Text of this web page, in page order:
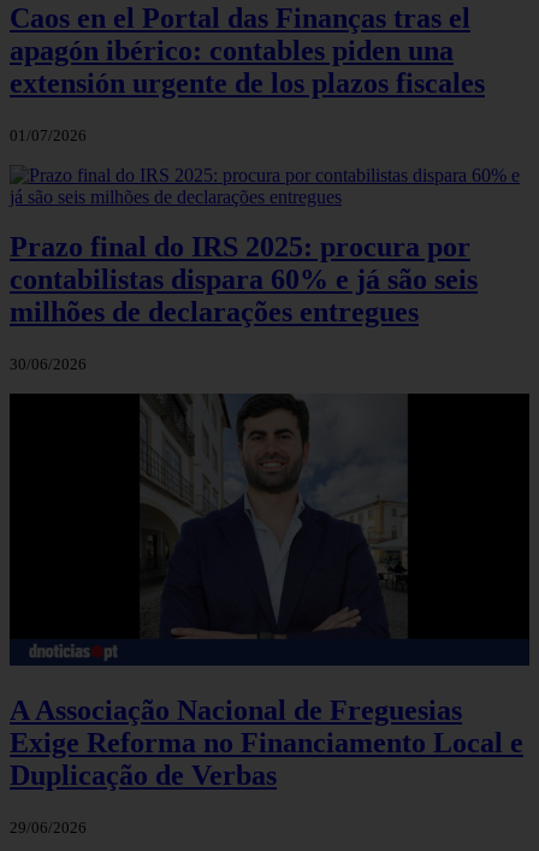
Caos en el Portal das Finanças tras el
apagón ibérico: contables piden una
extensión urgente de los plazos fiscales
01/07/2026
Prazo final do IRS 2025: procura por
contabilistas dispara 60% e já são seis
milhões de declarações entregues
30/06/2026
A Associação Nacional de Freguesias
Exige Reforma no Financiamento Local e
Duplicação de Verbas
29/06/2026